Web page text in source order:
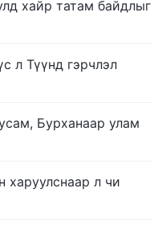
хайр татам байдлыг
л Түүнд гэрчлэл
Бурханаар улам
харуулснаар л чи